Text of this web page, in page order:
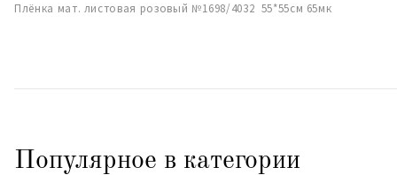
Плёнка мат. листовая розовый №1698/4032 55*55см 65мк
Популярное в категории